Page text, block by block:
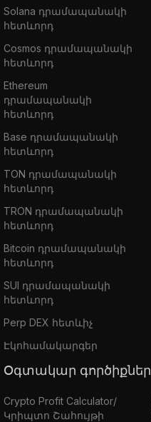
Solana դրամապանակի
հետևորդ
Cosmos դրամապանակի
հետևորդ
Ethereum
դրամապանակի
հետևորդ
Base դրամապանակի
հետևորդ
TON դրամապանակի
հետևորդ
TRON դրամապանակի
հետևորդ
Bitcoin դրամապանակի
հետևորդ
SUI դրամապանակի
հետևորդ
Perp DEX հետևիչ
Էկոհամակարգեր
Օգտակար գործիքներ
Crypto Profit Calculator/
Կրիպտո Շահույթի